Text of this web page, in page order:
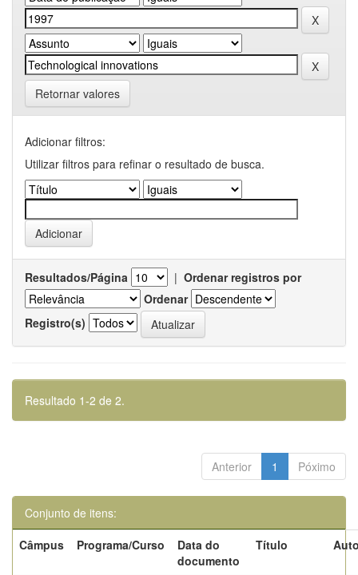
Retornar valores
Adicionar filtros:
Utilizar filtros para refinar o resultado de busca.
Resultados/Página | Ordenar registros por
Ordenar
Registro(s)
Resultado 1-2 de 2.
Anterior 1 Póximo
Conjunto de itens:
Câmpus
Programa/Curso
Data do
documento
Título